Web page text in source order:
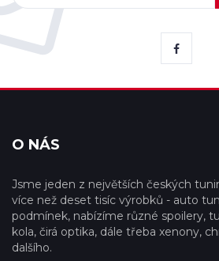
O NÁS
Jsme jeden z největších českých
více než deset tisíc výrobků - auto
podmínek, nabízíme různé spoilery,
kola, čirá optika, dále třeba xenony,
dalšího.